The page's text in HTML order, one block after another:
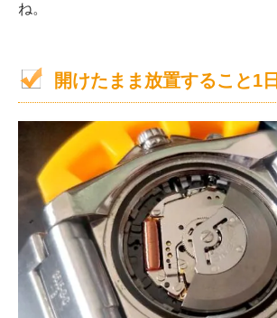
ね。
開けたまま放置すること1日